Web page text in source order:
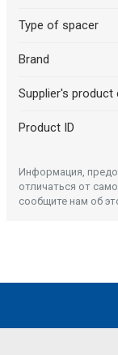
Type of spacer
Brand
Supplier's product
Product ID
Информация,
отличаться от
сообщите нам об